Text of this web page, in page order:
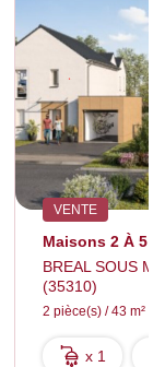
VENTE
BREAL SOUS
(35310)
2 pièce(s) / 43 m²
x 1